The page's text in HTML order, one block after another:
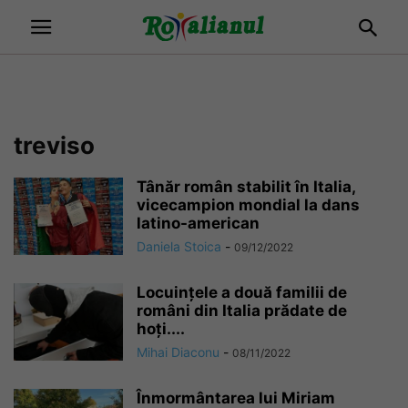
treviso
Tânăr român stabilit în Italia,
vicecampion mondial la dans
latino-american
Daniela Stoica - 09/12/2022
Locuințele a două familii de
români din Italia prădate de
hoți....
Mihai Diaconu - 08/11/2022
Înmormântarea lui Miriam